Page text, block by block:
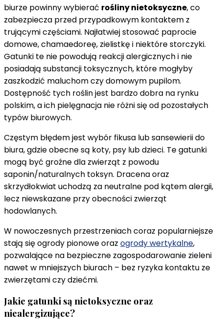
biurze powinny wybierać rośliny nietoksyczne, co
zabezpiecza przed przypadkowym kontaktem z
trującymi częściami. Najłatwiej stosować paprocie
domowe, chamaedoreę, zielistkę i niektóre storczyki.
Gatunki te nie powodują reakcji alergicznych i nie
posiadają substancji toksycznych, które mogłyby
zaszkodzić maluchom czy domowym pupilom.
Dostępność tych roślin jest bardzo dobra na rynku
polskim, a ich pielęgnacja nie różni się od pozostałych
typów biurowych.
Częstym błędem jest wybór fikusa lub sansewierii do
biura, gdzie obecne są koty, psy lub dzieci. Te gatunki
mogą być groźne dla zwierząt z powodu
saponin/naturalnych toksyn. Dracena oraz
skrzydłokwiat uchodzą za neutralne pod kątem alergii,
lecz niewskazane przy obecności zwierząt
hodowlanych.
W nowoczesnych przestrzeniach coraz popularniejsze
stają się ogrody pionowe oraz ogrody wertykalne,
pozwalające na bezpieczne zagospodarowanie zieleni
nawet w mniejszych biurach – bez ryzyka kontaktu ze
zwierzętami czy dziećmi.
Jakie gatunki są nietoksyczne oraz
niealergizujące?